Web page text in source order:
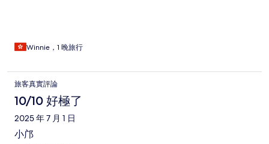
Winnie，1 晚旅行
旅客真實評論
10/10 好極了
2025 年 7 月 1 日
小邝